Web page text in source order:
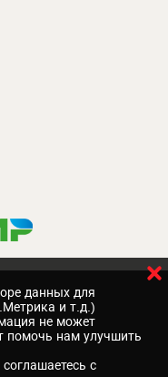
данных для
и т.д.)
не может
помочь нам улучшить
с